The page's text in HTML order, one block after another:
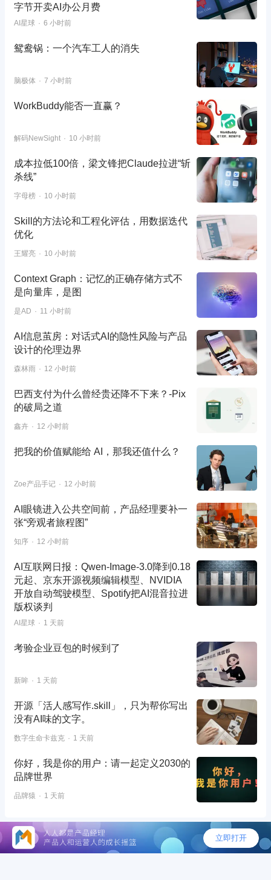
字节开卖AI办公月费
AI星球 6 小时前
鸳鸯锅：一个汽车工人的消失
脑极体 7 小时前
WorkBuddy能否一直赢？
解码NewSight 10 小时前
成本拉低100倍，梁文锋把Claude拉进“斩
杀线”
字母榜 10 小时前
Skill的方法论和工程化评估，用数据迭代
优化
王耀亮 10 小时前
Context Graph：记忆的正确存储方式不
是向量库，是图
是AD 11 小时前
AI信息茧房：对话式AI的隐性风险与产品
设计的伦理边界
森林雨 12 小时前
巴西支付为什么曾经贵还降不下来？-Pix
的破局之道
鑫卉 12 小时前
把我的价值赋能给 AI，那我还值什么？
Zoe产品手记 12 小时前
AI眼镜进入公共空间前，产品经理要补一
张“旁观者旅程图”
知序 12 小时前
AI互联网日报：Qwen-Image-3.0降到0.18
元起、京东开源视频编辑模型、NVIDIA
开放自动驾驶模型、Spotify把AI混音拉进
版权谈判
AI星球 1 天前
考验企业豆包的时候到了
新眸 1 天前
开源「活人感写作.skill」，只为帮你写出
没有AI味的文字。
数字生命卡兹克 1 天前
你好，我是你的用户：请一起定义2030的
品牌世界
品牌猿 1 天前
©2026 - 人人都是产品经理